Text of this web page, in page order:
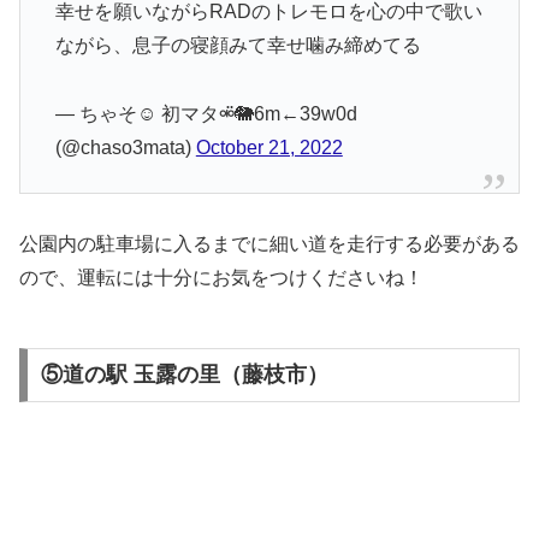
幸せを願いながらRADのトレモロを心の中で歌い
ながら、息子の寝顔みて幸せ噛み締めてる
— ちゃそ☺︎ 初マタ⚮̈🐘6m←39w0d
(@chaso3mata) October 21, 2022
公園内の駐車場に入るまでに細い道を走行する必要がある
ので、運転には十分にお気をつけくださいね！
⑤道の駅 玉露の里（藤枝市）